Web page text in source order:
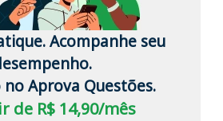
Acompanhe seu
no Aprova Questões.
de R$ 14,90/mês